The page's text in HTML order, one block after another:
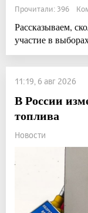
Прочитали: 396
Рассказываем,
участие в
11:19, 6 авг 2026
В России
топлива
Новости